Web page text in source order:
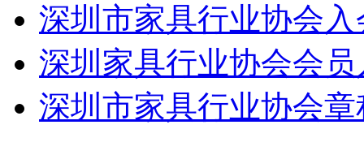
深圳市家具行业协会
深圳家具行业协会会
深圳市家具行业协会章